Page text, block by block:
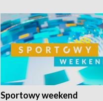
Sportowy weekend